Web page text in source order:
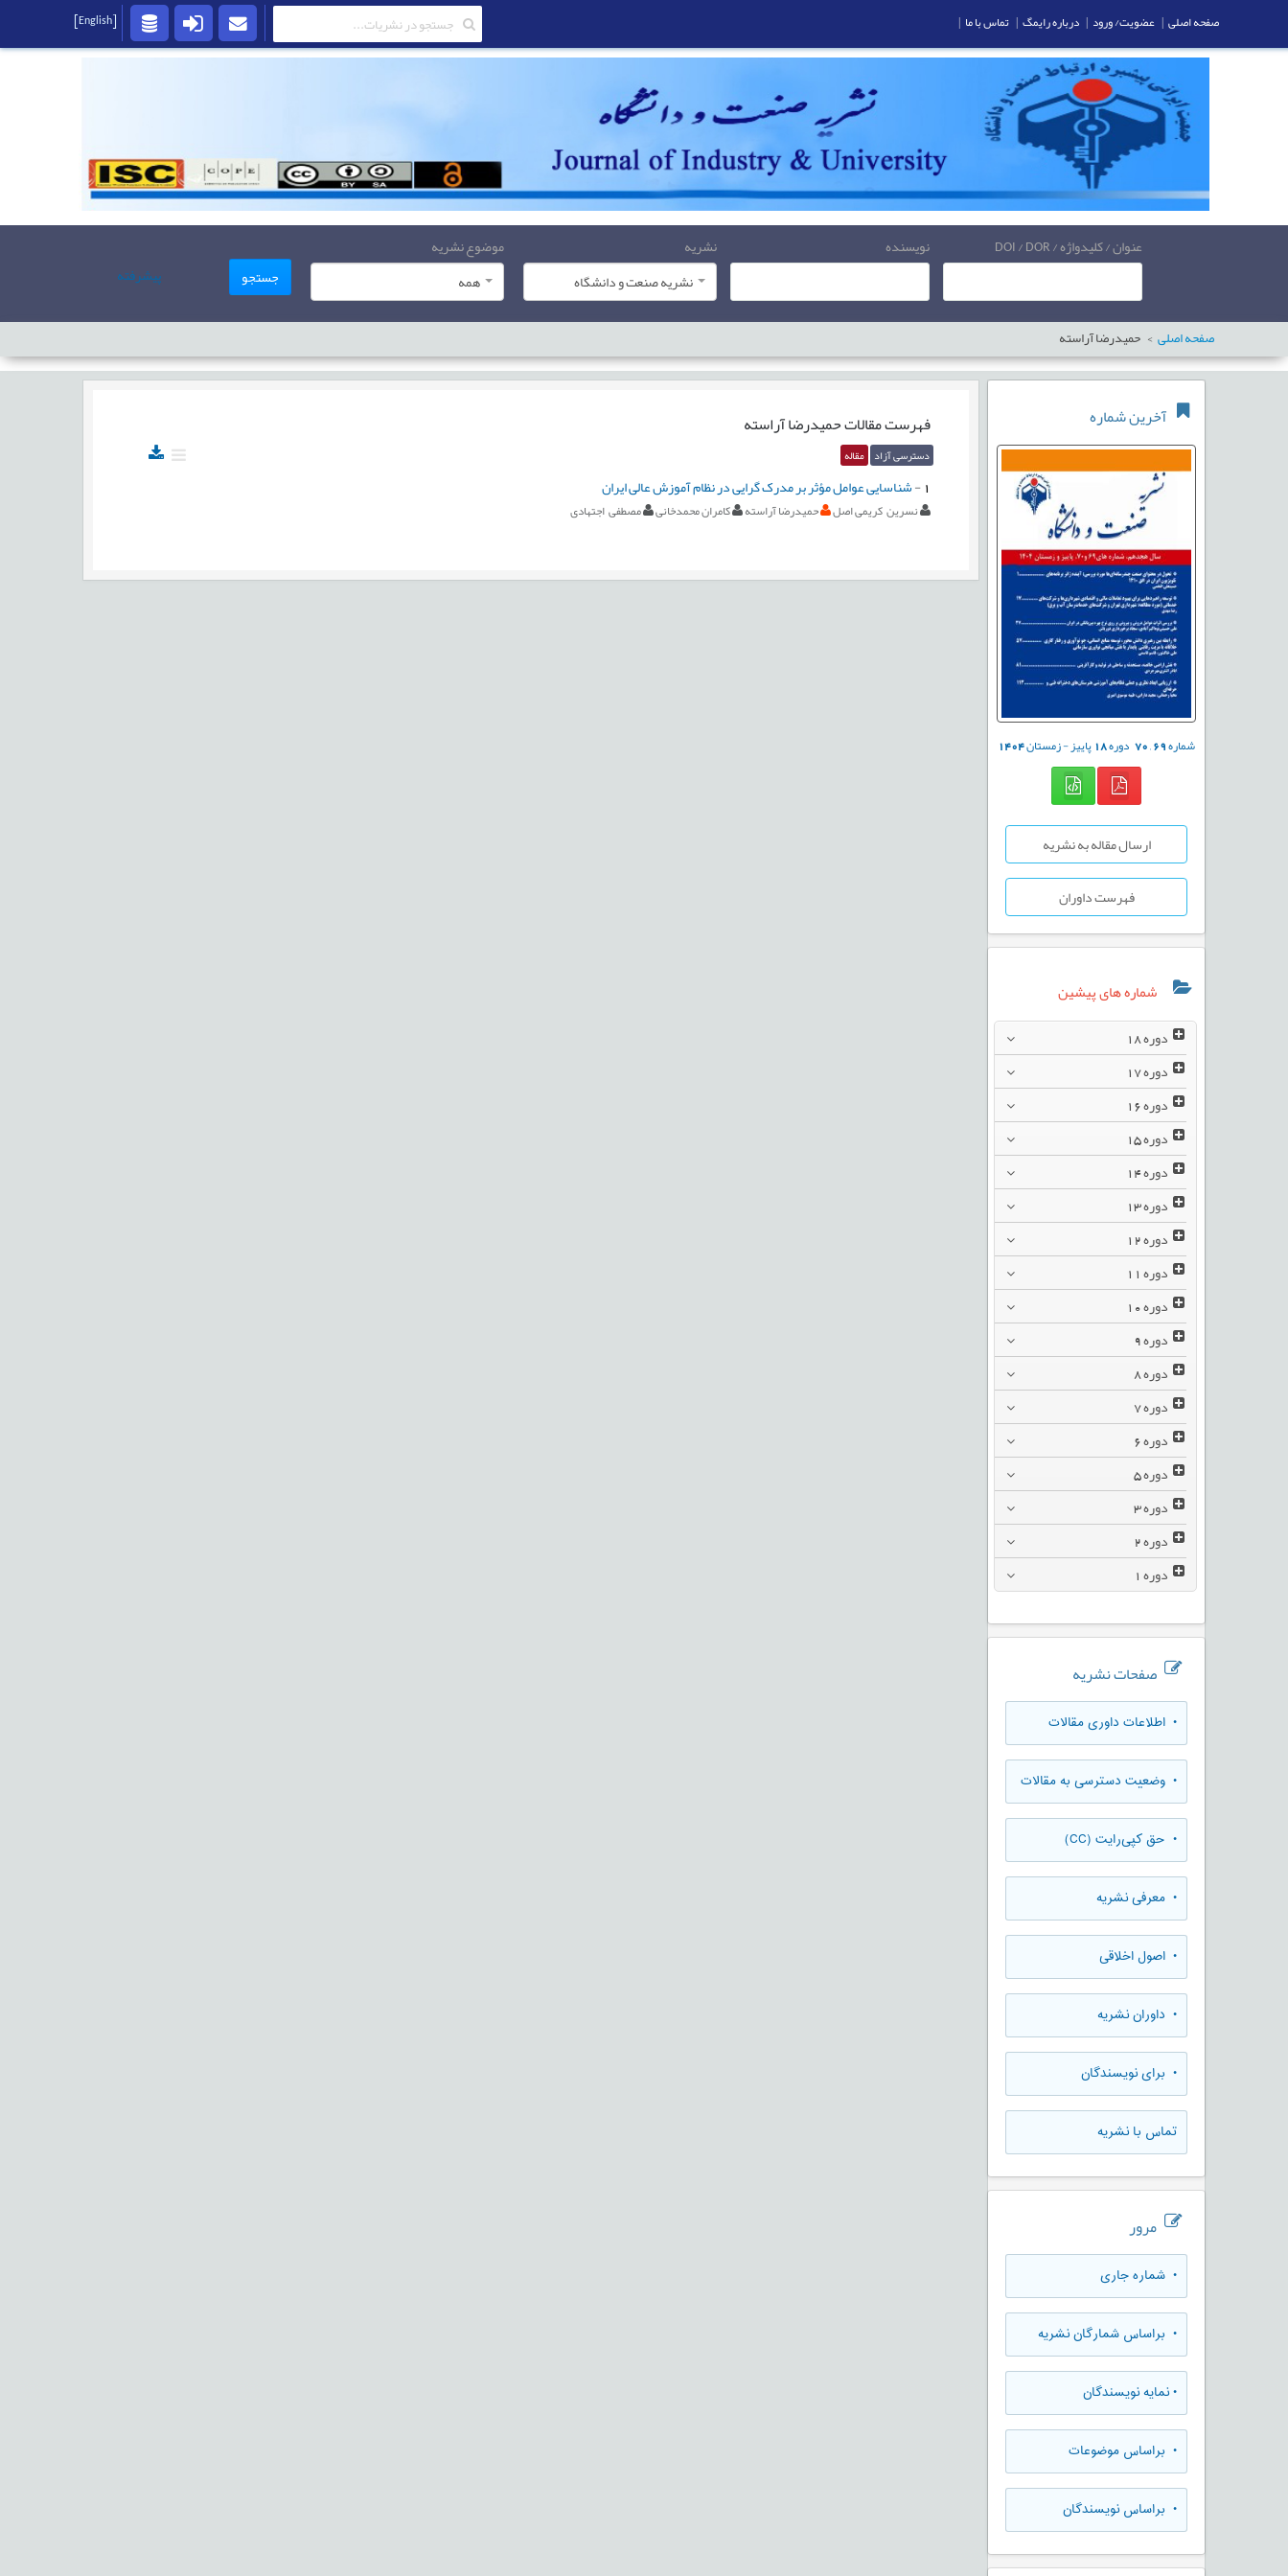
عنوان / کلیدواژه / DOI / DOR نویسنده
نشریه
نشریه صنعت و دانشگاه
موضوع نشریه
همه
جستجو پیشرفته
صفحه اصلی حمیدرضا آراسته
آخرین شماره
شماره69
,
70 دوره18پاییز - زمستان1404
ارسال مقاله به نشریه
فهرست داوران
شماره های پیشین
دوره
دوره
دوره
دوره
دوره
دوره
دوره
دوره
دوره
دوره
دوره
دوره
دوره
دوره
دوره
دوره
دوره
صفحات نشریه
• اطلاعات داوری مقالات
• وضعیت دسترسی به مقالات
• حق کپی‌رایت (CC)
• معرفی نشریه
• اصول اخلاقی
• داوران نشریه
• برای نویسندگان
تماس با نشریه
مرور
• شماره جاری
• براساس شمارگان نشریه
•نمایه نویسندگان
• براساس موضوعات
• براساس نویسندگان
فهرست مقالاتحمیدرضا آراسته
دسترسی آزاد مقاله
1
-شناسایی عوامل مؤثر بر مدرک گرایی در نظام آموزش عالی ایران
نسرین کریمی اصل حمیدرضا آراسته کامران محمدخانی مصطفی اجتهادی
صفحه اصلی | عضویت/ ورود | درباره رایمگ | تماس با ما |
[English]